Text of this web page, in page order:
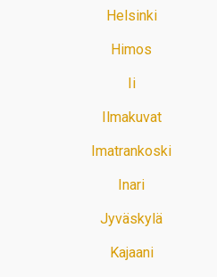
Helsinki
Himos
Ii
Ilmakuvat
Imatrankoski
Inari
Jyväskylä
Kajaani